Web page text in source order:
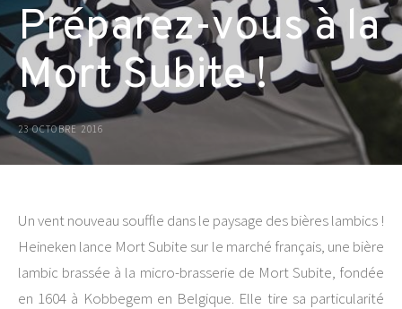
Préparez-vous à la
Mort Subite !
23 OCTOBRE 2016
Un vent nouveau souffle dans le paysage des bières lambics !
Heineken lance Mort Subite sur le marché français, une bière
lambic brassée à la micro-brasserie de Mort Subite, fondée
en 1604 à Kobbegem en Belgique. Elle tire sa particularité